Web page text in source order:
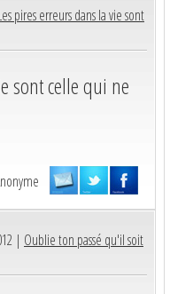
pires erreurs dans la vie sont
sont celle qui ne
| Oublie ton passé qu'il soit